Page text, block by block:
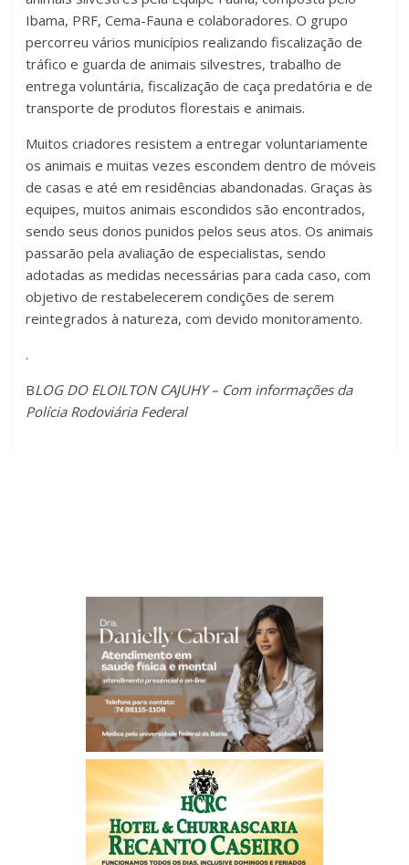
Ibama, PRF, Cema-Fauna e colaboradores. O grupo
percorreu vários municípios realizando fiscalização de
tráfico e guarda de animais silvestres, trabalho de
entrega voluntária, fiscalização de caça predatória e de
transporte de produtos florestais e animais.
Muitos criadores resistem a entregar voluntariamente
os animais e muitas vezes escondem dentro de móveis
de casas e até em residências abandonadas. Graças às
equipes, muitos animais escondidos são encontrados,
sendo seus donos punidos pelos seus atos. Os animais
passarão pela avaliação de especialistas, sendo
adotadas as medidas necessárias para cada caso, com
objetivo de restabelecerem condições de serem
reintegrados à natureza, com devido monitoramento.
.
BLOG DO ELOILTON CAJUHY – Com informações da
Polícia Rodoviária Federal